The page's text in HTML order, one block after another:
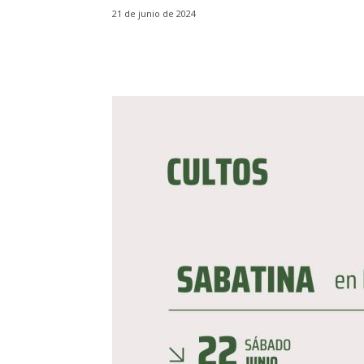
21 de junio de 2024